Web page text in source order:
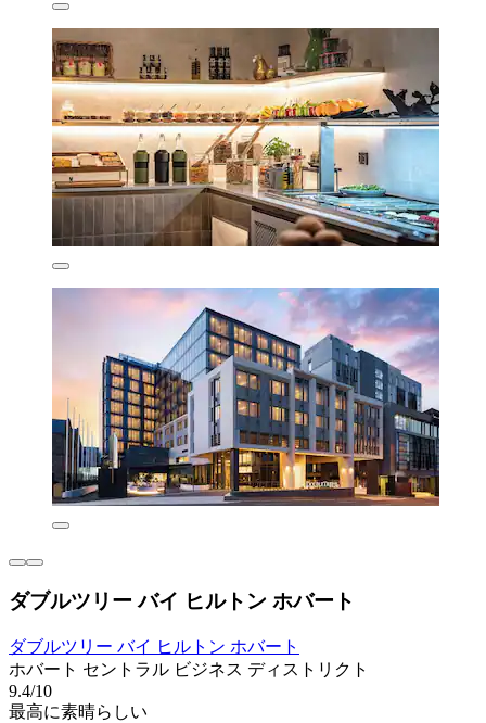
ダブルツリー バイ ヒルトン ホバート
ダブルツリー バイ ヒルトン ホバート
ホバート セントラル ビジネス ディストリクト
9.4/10
最高に素晴らしい